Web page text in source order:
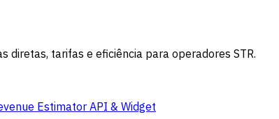
diretas, tarifas e eficiência para operadores STR.
Estimator API & Widget